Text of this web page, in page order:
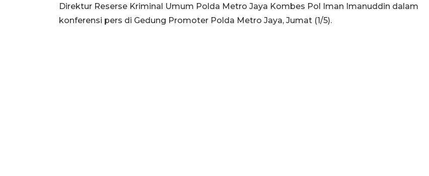
Direktur Reserse Kriminal Umum Polda Metro Jaya Kombes Pol Iman Imanuddin dalam
konferensi pers di Gedung Promoter Polda Metro Jaya, Jumat (1/5).